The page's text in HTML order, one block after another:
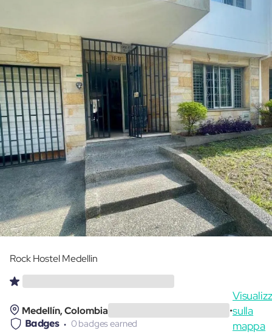
Rock Hostel Medellin
Medellín, Colombia •sulla
mappa
Badges 0 badges earned